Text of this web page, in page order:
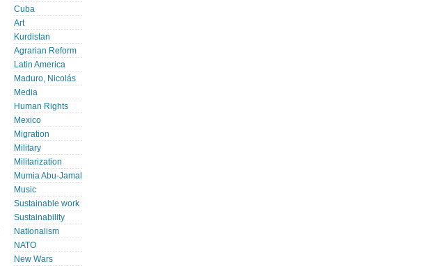
Cuba
Art
Kurdistan
Agrarian Reform
Latin America
Maduro, Nicolás
Media
Human Rights
Mexico
Migration
Military
Militarization
Mumia Abu-Jamal
Music
Sustainable work
Sustainability
Nationalism
NATO
New Wars